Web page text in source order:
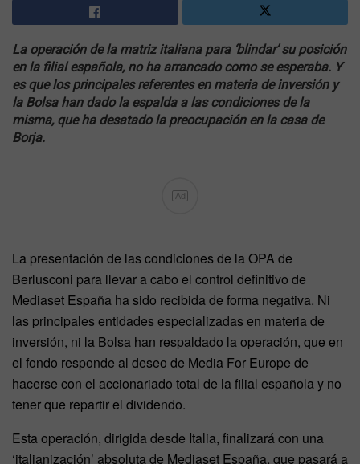
La operación de la matriz italiana para ‘blindar’ su posición
en la filial española, no ha arrancado como se esperaba. Y
es que los principales referentes en materia de inversión y
la Bolsa han dado la espalda a las condiciones de la
misma, que ha desatado la preocupación en la casa de
Borja.
Ad
La presentación de las condiciones de la OPA de
Berlusconi para llevar a cabo el control definitivo de
Mediaset España ha sido recibida de forma negativa. Ni
las principales entidades especializadas en materia de
inversión, ni la Bolsa han respaldado la operación, que en
el fondo responde al deseo de Media For Europe de
hacerse con el accionariado total de la filial española y no
tener que repartir el dividendo.
Esta operación, dirigida desde Italia, finalizará con una
‘italianización’ absoluta de Mediaset España, que pasará a